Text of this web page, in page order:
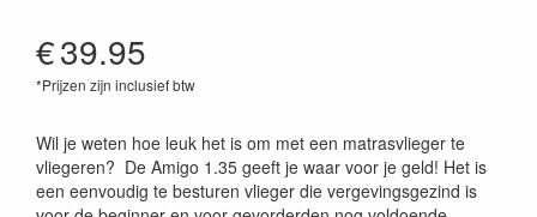
€39.95
*Prijzen zijn inclusief btw
Wil je weten hoe leuk het is om met een matrasvlieger te
vliegeren? De Amigo 1.35 geeft je waar voor je geld! Het is
een eenvoudig te besturen vlieger die vergevingsgezind is